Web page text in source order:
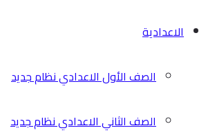
الاعدادية
الصف الأول الاعدادي نظام جديد
الصف الثاني الاعدادي نظام جديد